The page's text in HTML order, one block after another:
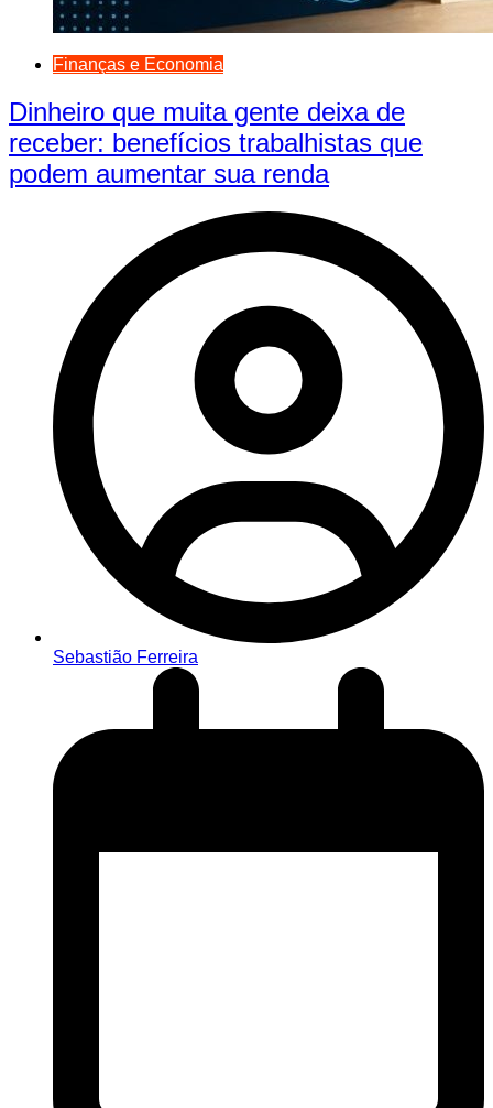
Finanças e Economia
Dinheiro que muita gente deixa de
receber: benefícios trabalhistas que
podem aumentar sua renda
Sebastião Ferreira